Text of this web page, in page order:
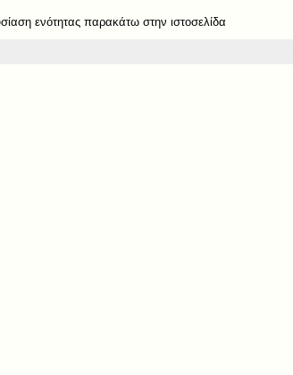
ενότητας παρακάτω στην ιστοσελίδα